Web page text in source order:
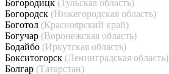
Богородицк (Тульская область)
Богородск (Нижегородская область)
Боготол (Красноярский край)
Богучар (Воронежская область)
Бодайбо (Иркутская область)
Бокситогорск (Ленинградская область)
Болгар (Татарстан)